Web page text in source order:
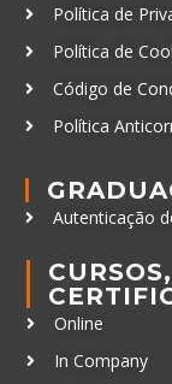
Política de
Política de
Código de
Política
Autenticação
Online
In Company